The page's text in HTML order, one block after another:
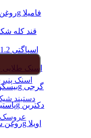
اسنک پنیری
دستبند
روغن آفتابگردان غنی شده 810g فامیلا
قند کله شکسته 5 کیلو
اسپاگتی 1.2 رشته ای 700 گرمی مانا
اسنک طلایی پذیرایی
بیسکوییت کرم دار کاکائویی 390g گرجی
پاستیل حروف با رنگ طبیعی 85g دکتربن
روغن سرخ کردنی بدون پالم 810g اویلا